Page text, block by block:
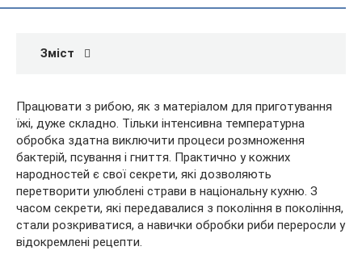
Зміст
Працювати з рибою, як з матеріалом для приготування
їжі, дуже складно. Тільки інтенсивна температурна
обробка здатна виключити процеси розмноження
бактерій, псування і гниття. Практично у кожних
народностей є свої секрети, які дозволяють
перетворити улюблені страви в національну кухню. З
часом секрети, які передавалися з покоління в покоління,
стали розкриватися, а навички обробки риби переросли у
відокремлені рецепти.